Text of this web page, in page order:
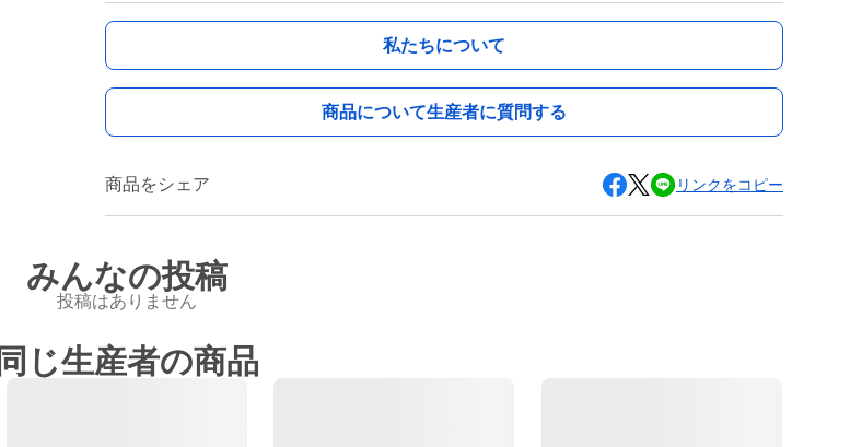
私たちについて
商品について生産者に質問する
商品をシェア リンクをコピー
みんなの投稿
投稿はありません
同じ生産者の商品